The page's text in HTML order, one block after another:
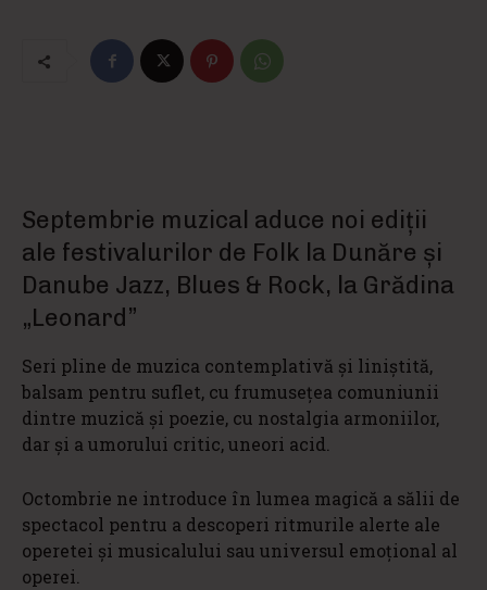
Septembrie muzical aduce noi ediții
ale festivalurilor de Folk la Dunăre și
Danube Jazz, Blues & Rock, la Grădina
„Leonard”
Seri pline de muzica contemplativă și liniștită,
balsam pentru suflet, cu frumusețea comuniunii
dintre muzică și poezie, cu nostalgia armoniilor,
dar și a umorului critic, uneori acid.
Octombrie ne introduce în lumea magică a sălii de
spectacol pentru a descoperi ritmurile alerte ale
operetei și musicalului sau universul emoțional al
operei.